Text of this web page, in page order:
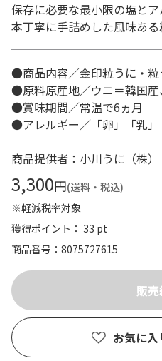
保存に必要な最小限の塩と
本丁寧に手詰めした風味ある
●商品内容／金印粒うに・
●原料原産地／ウニ＝韓国
●賞味期間／常温で6ヵ月
●アレルギー／「卵」「乳」
商品提供者：小川うに（株）
3,300円(送料・税込)
※軽減税率対象
獲得ポイント： 33 pt
商品番号
8075727615
お気に